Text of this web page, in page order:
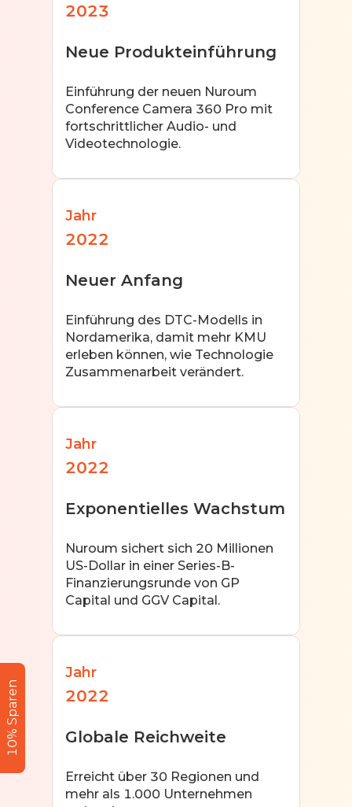
2023
Neue Produkteinführung
Einführung der neuen Nuroum
Conference Camera 360 Pro mit
fortschrittlicher Audio- und
Videotechnologie.
Jahr
2022
Neuer Anfang
Einführung des DTC-Modells in
Nordamerika, damit mehr KMU
erleben können, wie Technologie
Zusammenarbeit verändert.
Jahr
2022
Exponentielles Wachstum
Nuroum sichert sich 20 Millionen
US-Dollar in einer Series-B-
Finanzierungsrunde von GP
Capital und GGV Capital.
Jahr
2022
Globale Reichweite
Erreicht über 30 Regionen und
mehr als 1.000 Unternehmen
10% Sparen